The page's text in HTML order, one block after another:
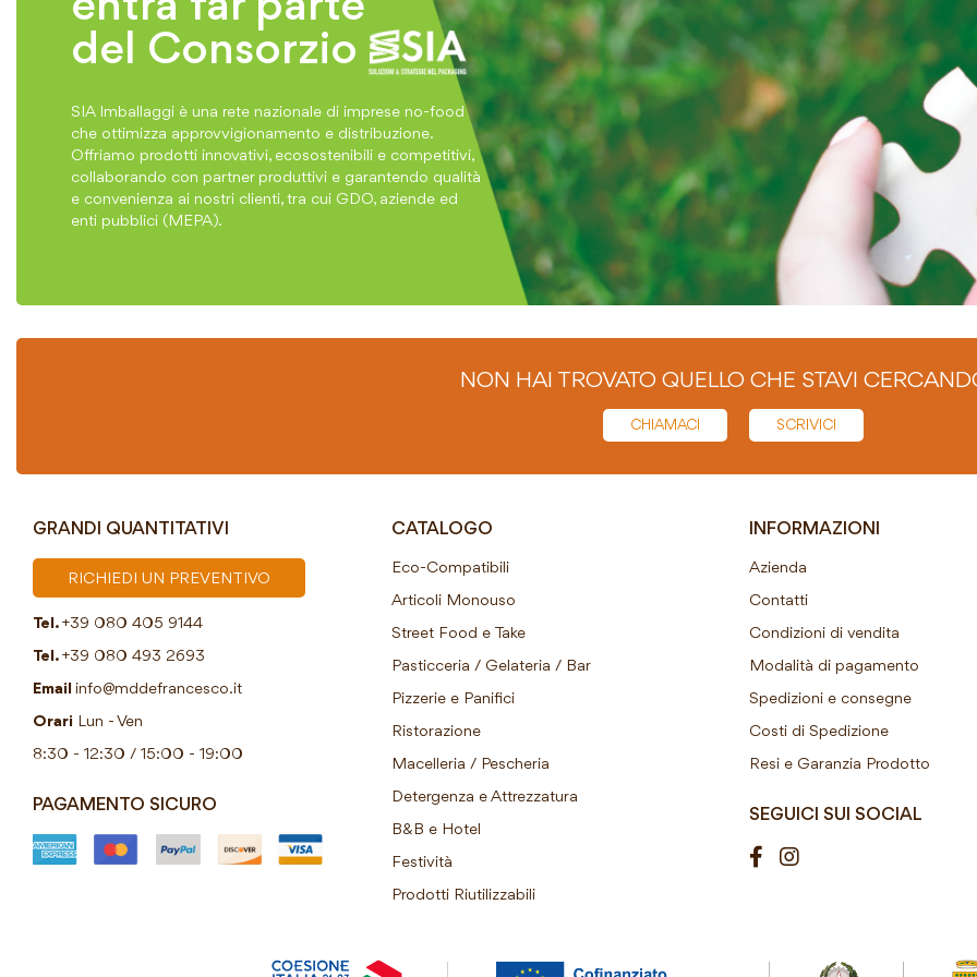
del Consorzio
SIA Imballaggi è una rete nazionale di imprese no-food
che ottimizza approvvigionamento e distribuzione.
Offriamo prodotti innovativi, ecosostenibili e competitivi,
collaborando con partner produttivi e garantendo qualità
e convenienza ai nostri clienti, tra cui GDO, aziende ed
enti pubblici (MEPA).
NON HAI TROVATO QUELLO CHE STAVI
CHIAMACI SCRIVICI
GRANDI QUANTITATIVI
RICHIEDI UN PREVENTIVO
Tel. +39 080 405 9144
Tel. +39 080 493 2693
Email info@mddefrancesco.it
Orari Lun - Ven
8:30 - 12:30 / 15:00 - 19:00
PAGAMENTO SICURO
CATALOGO
Eco-Compatibili
Articoli Monouso
Street Food e Take
Pasticceria / Gelateria / Bar
Pizzerie e Panifici
Ristorazione
Macelleria / Pescheria
Detergenza e Attrezzatura
B&B e Hotel
Festività
Prodotti Riutilizzabili
INFORMAZIONI
Azienda
Contatti
Condizioni di vendita
Modalità di pagamento
Spedizioni e consegne
Costi di Spedizione
Resi e Garanzia Prodotto
SEGUICI SUI SOCIAL